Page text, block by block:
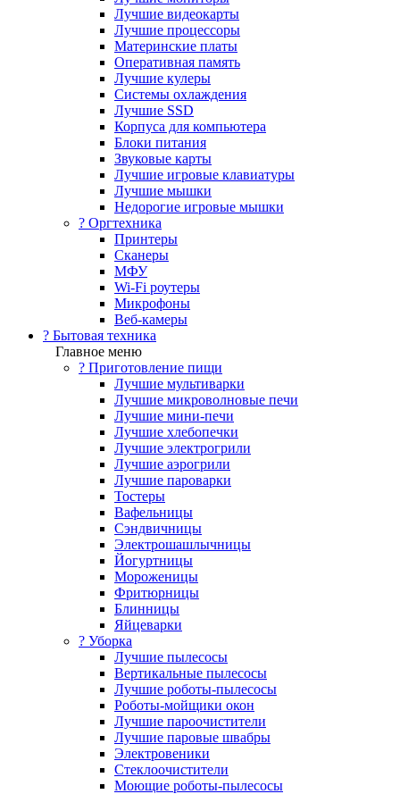
Лучшие видеокарты
Лучшие процессоры
Материнские платы
Оперативная память
Лучшие кулеры
Системы охлаждения
Лучшие SSD
Корпуса для компьютера
Блоки питания
Звуковые карты
Лучшие игровые клавиатуры
Лучшие мышки
Недорогие игровые мышки
?️ Оргтехника
Принтеры
Сканеры
МФУ
Wi-Fi роутеры
Микрофоны
Веб-камеры
? Бытовая техника
Главное меню
? Приготовление пищи
Лучшие мультиварки
Лучшие микроволновые печи
Лучшие мини-печи
Лучшие хлебопечки
Лучшие электрогрили
Лучшие аэрогрили
Лучшие пароварки
Тостеры
Вафельницы
Сэндвичницы
Электрошашлычницы
Йогуртницы
Мороженицы
Фритюрницы
Блинницы
Яйцеварки
? Уборка
Лучшие пылесосы
Вертикальные пылесосы
Лучшие роботы-пылесосы
Роботы-мойщики окон
Лучшие пароочистители
Лучшие паровые швабры
Электровеники
Стеклоочистители
Моющие роботы-пылесосы